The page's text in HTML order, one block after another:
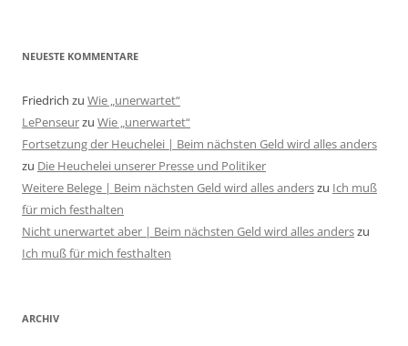
NEUESTE KOMMENTARE
Friedrich zu Wie „unerwartet“
LePenseurzu Wie „unerwartet“
Fortsetzung der Heuchelei | Beim nächsten Geld wird alles anders
zu Die Heuchelei unserer Presse und Politiker
Weitere Belege | Beim nächsten Geld wird alles anderszu Ich muß
für mich festhalten
Nicht unerwartet aber | Beim nächsten Geld wird alles anderszu
Ich muß für mich festhalten
ARCHIV